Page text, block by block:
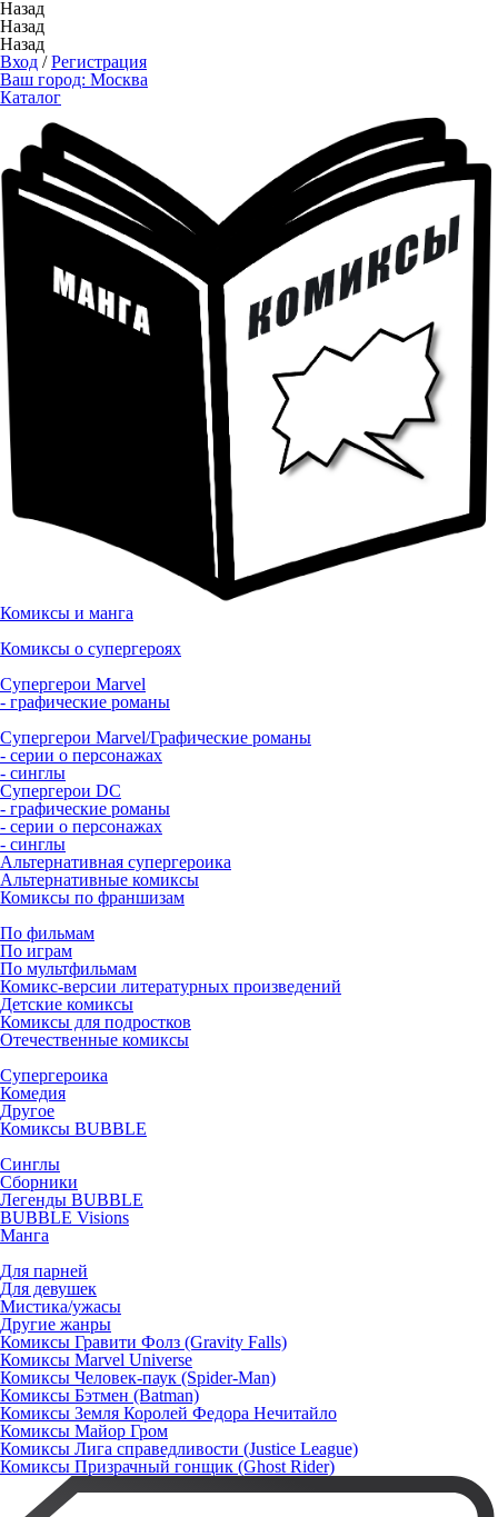
Назад
Назад
Назад
Вход /Регистрация
Ваш город: Москва
Каталог
Комиксы и манга
Комиксы о супергероях
Супергерои Marvel
- графические романы
Супергерои Marvel/Графические романы
- серии о персонажах
- синглы
Супергерои DC
- графические романы
- серии о персонажах
- синглы
Альтернативная супергероика
Альтернативные комиксы
Комиксы по франшизам
По фильмам
По играм
По мультфильмам
Комикс-версии литературных произведений
Детские комиксы
Комиксы для подростков
Отечественные комиксы
Супергероика
Комедия
Другое
Комиксы BUBBLE
Синглы
Сборники
Легенды BUBBLE
BUBBLE Visions
Манга
Для парней
Для девушек
Мистика/ужасы
Другие жанры
Комиксы Гравити Фолз (Gravity Falls)
Комиксы Marvel Universe
Комиксы Человек-паук (Spider-Man)
Комиксы Бэтмен (Batman)
Комиксы Земля Королей Федора Нечитайло
Комиксы Майор Гром
Комиксы Лига справедливости (Justice League)
Комиксы Призрачный гонщик (Ghost Rider)